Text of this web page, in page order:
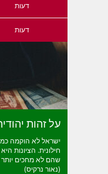
דעות
דעות
על זהות
ישראל לא הוקמה
חילונית. הציונות
שהם לא מחכים
(נאור נרקיס)